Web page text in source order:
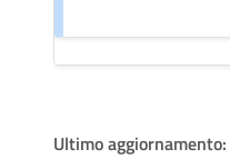
Ultimo aggiornamento: